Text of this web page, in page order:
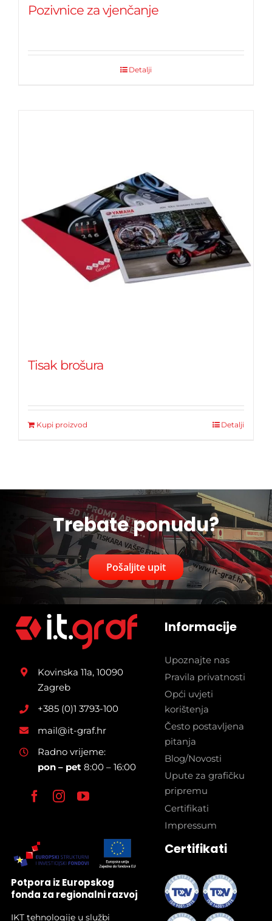
Pozivnice za vjenčanje
Detalji
Tisak brošura
Kupi proizvod Detalji
Trebate ponudu?
Pošaljite upit
Kovinska 11a, 10090
Zagreb
+385 (0)1 3793-100
mail@it-graf.hr
Radno vrijeme:
pon – pet 8:00 – 16:00
Informacije
Upoznajte nas
Pravila privatnosti
Opći uvjeti
korištenja
Često postavljena
pitanja
Blog/Novosti
Upute za grafičku
pripremu
Certifikati
Impressum
Potpora iz Europskog
fonda za regionalni razvoj
IKT tehnologije u službi
Certifikati